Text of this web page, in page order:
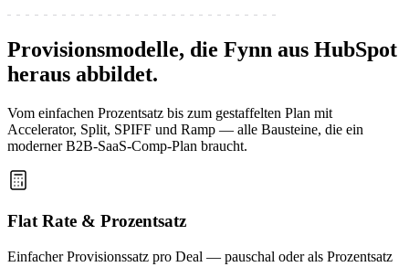
Provisionsmodelle, die Fynn aus HubSpot
heraus abbildet.
Vom einfachen Prozentsatz bis zum gestaffelten Plan mit
Accelerator, Split, SPIFF und Ramp — alle Bausteine, die ein
moderner B2B-SaaS-Comp-Plan braucht.
Flat Rate & Prozentsatz
Einfacher Provisionssatz pro Deal — pauschal oder als Prozentsatz